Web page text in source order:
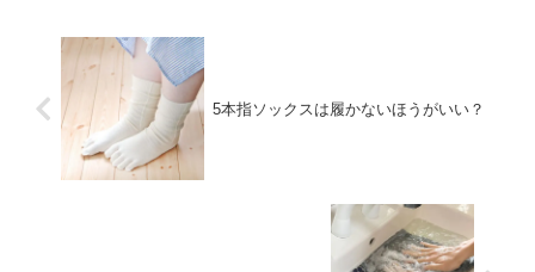
5本指ソックスは履かないほうがいい？